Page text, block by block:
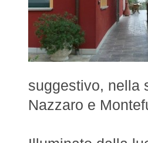
suggestivo, nella
Nazzaro e